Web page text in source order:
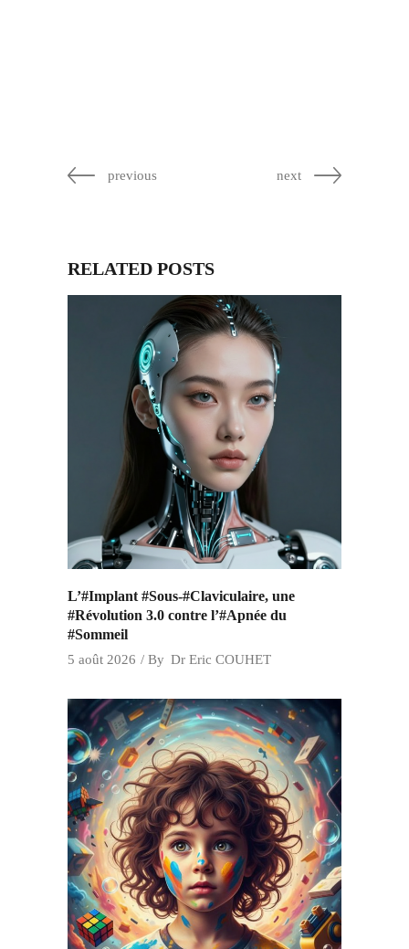
previous next
RELATED POSTS
L’#Implant #Sous-#Claviculaire, une
#Révolution 3.0 contre l’#Apnée du
#Sommeil
5 août 2026 By Dr Eric COUHET